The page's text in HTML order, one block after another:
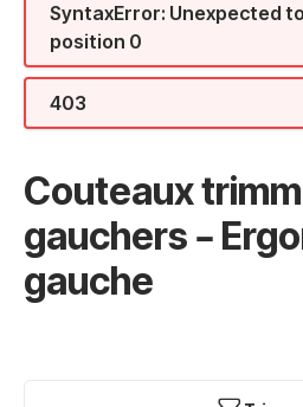
SyntaxError: Unexpected
position 0
403
Couteaux
gauchers –
gauche